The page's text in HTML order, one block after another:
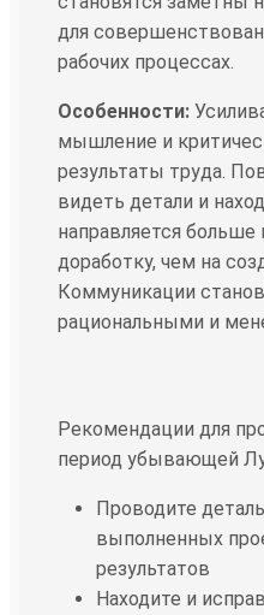
для
рабочих процессах.
Особенности:
мышление и
результаты труда.
видеть детали и
направляется
доработку, чем на
Коммуникации
рациональными и
Рекомендации для
период убывающей
Проводите
выполненных
результатов
Находите и